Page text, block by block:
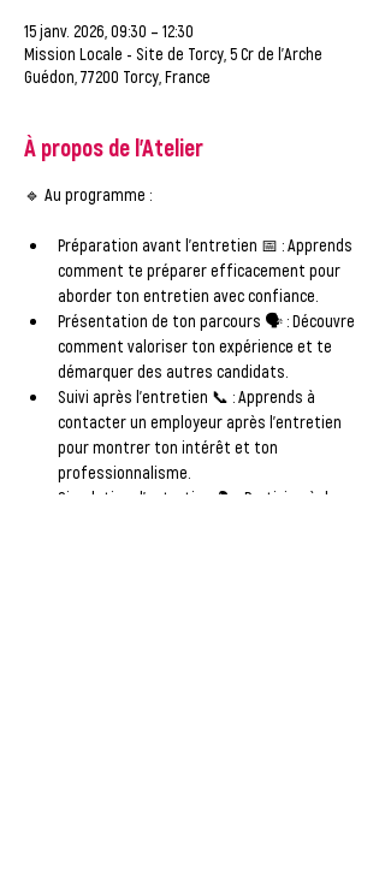
15 janv. 2026, 09:30 – 12:30
Mission Locale - Site de Torcy, 5 Cr de l'Arche
Guédon, 77200 Torcy, France
À propos de l'Atelier
🔹 Au programme :
Préparation avant l'entretien 📅 : Apprends
comment te préparer efficacement pour
aborder ton entretien avec confiance.
Présentation de ton parcours 🗣️ : Découvre
comment valoriser ton expérience et te
démarquer des autres candidats.
Suivi après l'entretien 📞 : Apprends à
contacter un employeur après l'entretien
pour montrer ton intérêt et ton
professionnalisme.
Simulation d'entretien
🎭 : Participe à des